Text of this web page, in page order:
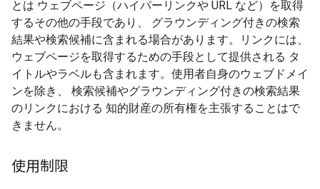
とは ウェブページ（ハイパーリンクや URL など）を取得
するその他の手段であり、 グラウンディング付きの検索
結果や検索候補に含まれる場合があります。リンクには、
ウェブページを取得するための手段として提供される タ
イトルやラベルも含まれます。使用者自身のウェブドメイ
ンを除き、 検索候補やグラウンディング付きの検索結果
のリンクにおける 知的財産の所有権を主張することはで
きません。
使用制限